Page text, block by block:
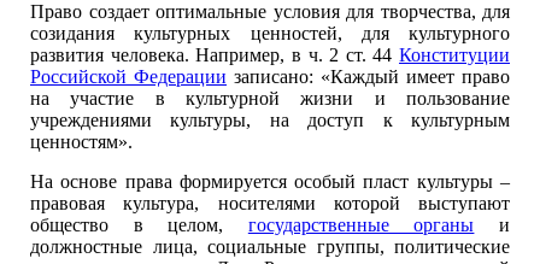
Право создает оптимальные условия для творчества, для
созидания культурных ценностей, для культурного
развития человека. Например, в ч. 2 ст. 44 Конституции
Российской Федерации записано: «Каждый имеет право
на участие в культурной жизни и пользование
учреждениями культуры, на доступ к культурным
ценностям».
На основе права формируется особый пласт культуры –
правовая культура, носителями которой выступают
общество в целом, государственные органы и
должностные лица, социальные группы, политические